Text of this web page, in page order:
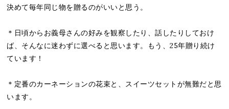
決めて毎年同じ物を贈るのがいいと思う。
＊日頃からお義母さんの好みを観察したり、話したりしておけ
ば、そんなに迷わずに選べると思います。もう、25年贈り続け
ています！
＊定番のカーネーションの花束と、スイーツセットが無難だと思
います。